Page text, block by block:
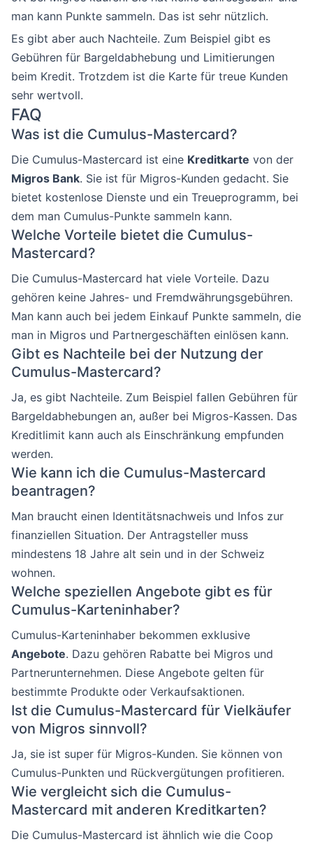
man kann Punkte sammeln. Das ist sehr nützlich.
Es gibt aber auch Nachteile. Zum Beispiel gibt es
Gebühren für Bargeldabhebung und Limitierungen
beim Kredit. Trotzdem ist die Karte für treue Kunden
sehr wertvoll.
FAQ
Was ist die Cumulus-Mastercard?
Die Cumulus-Mastercard ist eine Kreditkarte von der
Migros Bank. Sie ist für Migros-Kunden gedacht. Sie
bietet kostenlose Dienste und ein Treueprogramm, bei
dem man Cumulus-Punkte sammeln kann.
Welche Vorteile bietet die Cumulus-
Mastercard?
Die Cumulus-Mastercard hat viele Vorteile. Dazu
gehören keine Jahres- und Fremdwährungsgebühren.
Man kann auch bei jedem Einkauf Punkte sammeln, die
man in Migros und Partnergeschäften einlösen kann.
Gibt es Nachteile bei der Nutzung der
Cumulus-Mastercard?
Ja, es gibt Nachteile. Zum Beispiel fallen Gebühren für
Bargeldabhebungen an, außer bei Migros-Kassen. Das
Kreditlimit kann auch als Einschränkung empfunden
werden.
Wie kann ich die Cumulus-Mastercard
beantragen?
Man braucht einen Identitätsnachweis und Infos zur
finanziellen Situation. Der Antragsteller muss
mindestens 18 Jahre alt sein und in der Schweiz
wohnen.
Welche speziellen Angebote gibt es für
Cumulus-Karteninhaber?
Cumulus-Karteninhaber bekommen exklusive
Angebote. Dazu gehören Rabatte bei Migros und
Partnerunternehmen. Diese Angebote gelten für
bestimmte Produkte oder Verkaufsaktionen.
Ist die Cumulus-Mastercard für Vielkäufer
von Migros sinnvoll?
Ja, sie ist super für Migros-Kunden. Sie können von
Cumulus-Punkten und Rückvergütungen profitieren.
Wie vergleicht sich die Cumulus-
Mastercard mit anderen Kreditkarten?
Die Cumulus-Mastercard ist ähnlich wie die Coop